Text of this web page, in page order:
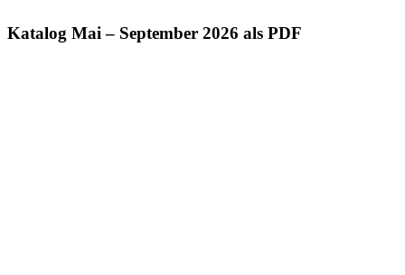
Katalog Mai – September 2026 als PDF